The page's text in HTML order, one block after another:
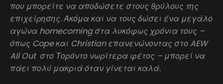
που μπορείτε να αποδώσετε στους θρύλους της
επιχείρησης. Ακόμα και να τους δώσει ένα μεγάλο
αγώνα homecoming στα λυκόφως χρόνια τους –
όπως Cope και Christian επανενώνοντας στο AEW
All Out στο Τορόντο νωρίτερα φέτος – μπορεί να
πάει πολύ μακριά όταν γίνεται καλά.